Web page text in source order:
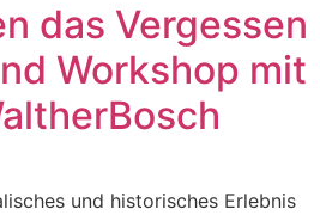
das Vergessen
Workshop mit
und his­torisches Erleb­nis